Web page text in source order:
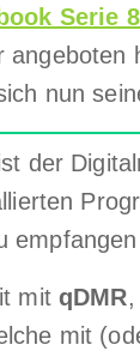
Serie
angeboten
nun
der
mit qDMR
mit